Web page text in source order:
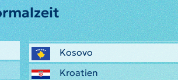
Kosovo
Kroatien